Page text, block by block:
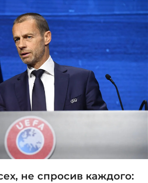
не спросив каждого: